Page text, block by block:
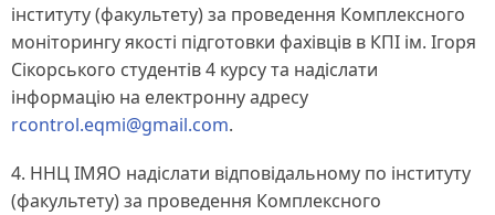
інституту (факультету) за проведення Комплексного
моніторингу якості підготовки фахівців в КПІ ім. Ігоря
Сікорського студентів 4 курсу та надіслати
інформацію на електронну адресу
rcontrol.eqmi@gmail.com.
4. ННЦ ІМЯО надіслати відповідальному по інституту
(факультету) за проведення Комплексного